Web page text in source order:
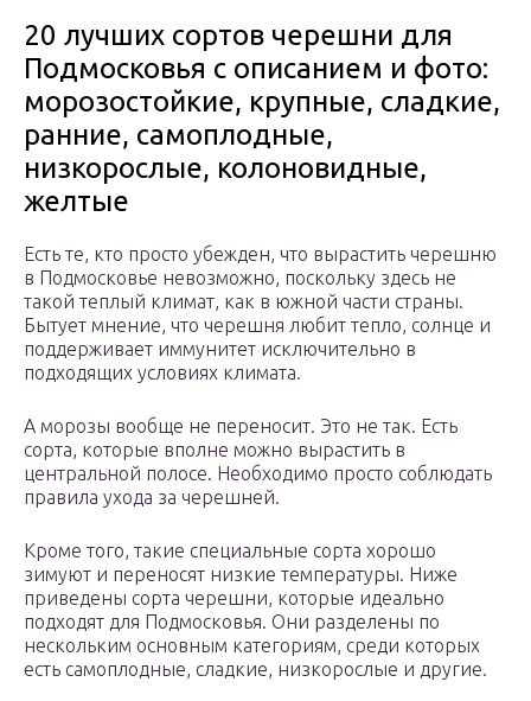
20 лучших сортов черешни для
Подмосковья с описанием и фото:
морозостойкие, крупные, сладкие,
ранние, самоплодные,
низкорослые, колоновидные,
желтые
Есть те, кто просто убежден, что вырастить черешню
в Подмосковье невозможно, поскольку здесь не
такой теплый климат, как в южной части страны.
Бытует мнение, что черешня любит тепло, солнце и
поддерживает иммунитет исключительно в
подходящих условиях климата.
А морозы вообще не переносит. Это не так. Есть
сорта, которые вполне можно вырастить в
центральной полосе. Необходимо просто соблюдать
правила ухода за черешней.
Кроме того, такие специальные сорта хорошо
зимуют и переносят низкие температуры. Ниже
приведены сорта черешни, которые идеально
подходят для Подмосковья. Они разделены по
нескольким основным категориям, среди которых
есть самоплодные, сладкие, низкорослые и другие.